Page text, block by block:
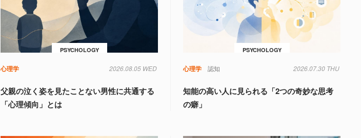
PSYCHOLOGY
心理学 2026.08.05 WED
父親の泣く姿を見たことない男性に共通する
「心理傾向」とは
PSYCHOLOGY
心理学 認知 2026.07.30 THU
知能の高い人に見られる「2つの奇妙な思考
の癖」